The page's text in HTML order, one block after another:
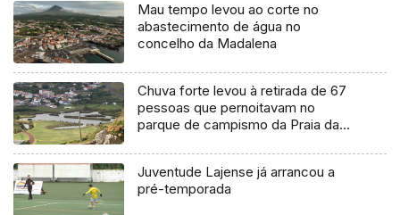
Mau tempo levou ao corte no
abastecimento de água no
concelho da Madalena
Chuva forte levou à retirada de 67
pessoas que pernoitavam no
parque de campismo da Praia da
Juventude Lajense já arrancou a
pré-temporada